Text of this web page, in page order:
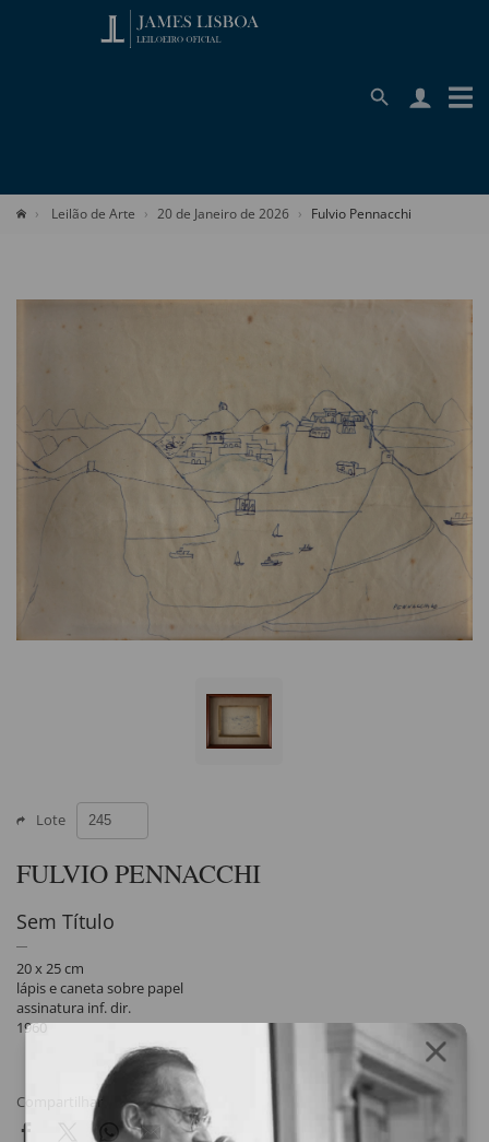
Leilão de Arte 20 de Janeiro de 2026 Fulvio Pennacchi
Lote
FULVIO PENNACCHI
Sem Título
20 x 25 cm
lápis e caneta sobre papel
assinatura inf. dir.
1960
Compartilhar